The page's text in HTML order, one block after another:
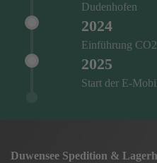
Dudenhofen
2024
Einführung
2025
Start der E-
Duwensee Spedition &